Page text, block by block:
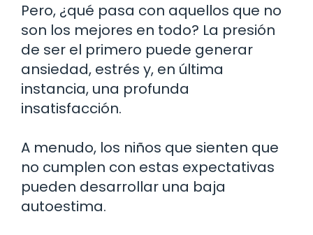
Pero, ¿qué pasa con aquellos que no
son los mejores en todo? La presión
de ser el primero puede generar
ansiedad, estrés y, en última
instancia, una profunda
insatisfacción.
A menudo, los niños que sienten que
no cumplen con estas expectativas
pueden desarrollar una baja
autoestima.